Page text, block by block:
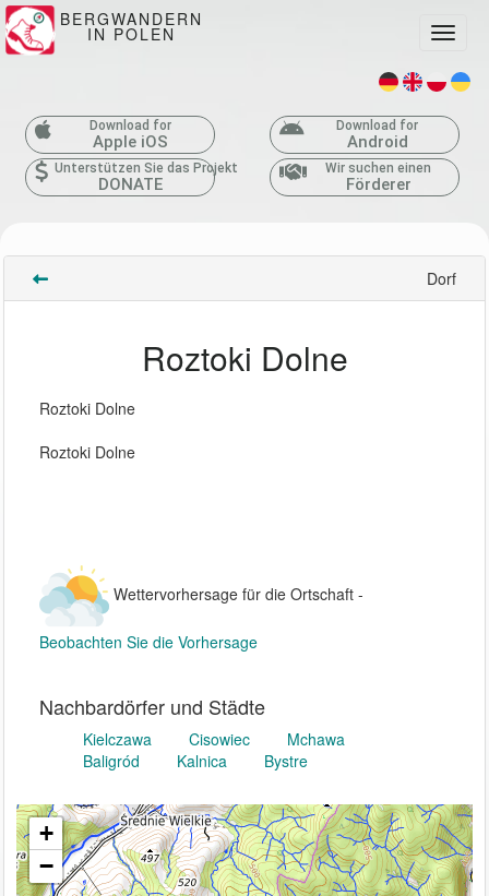
BERGWANDERN
IN POLEN
Download for
Apple iOS
Download for
Android
Unterstützen Sie das Projekt
DONATE
Wir suchen einen
Förderer
Dorf
Roztoki Dolne
Roztoki Dolne
Roztoki Dolne
Wettervorhersage für die Ortschaft -
Beobachten Sie die Vorhersage
Nachbardörfer und Städte
Kielczawa Cisowiec
Mchawa
Baligród
Kalnica Bystre
+
−